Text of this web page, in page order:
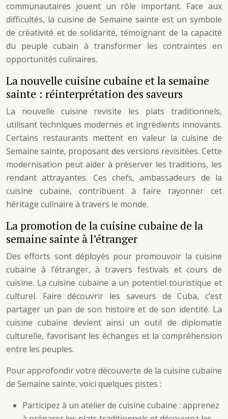
communautaires jouent un rôle important. Face aux
difficultés, la cuisine de Semaine sainte est un symbole
de créativité et de solidarité, témoignant de la capacité
du peuple cubain à transformer les contraintes en
opportunités culinaires.
La nouvelle cuisine cubaine et la semaine
sainte : réinterprétation des saveurs
La nouvelle cuisine revisite les plats traditionnels,
utilisant techniques modernes et ingrédients innovants.
Certains restaurants mettent en valeur la cuisine de
Semaine sainte, proposant des versions revisitées. Cette
modernisation peut aider à préserver les traditions, les
rendant attrayantes. Ces chefs, ambassadeurs de la
cuisine cubaine, contribuent à faire rayonner cet
héritage culinaire à travers le monde.
La promotion de la cuisine cubaine de la
semaine sainte à l’étranger
Des efforts sont déployés pour promouvoir la cuisine
cubaine à l’étranger, à travers festivals et cours de
cuisine. La cuisine cubaine a un potentiel touristique et
culturel. Faire découvrir les saveurs de Cuba, c’est
partager un pan de son histoire et de son identité. La
cuisine cubaine devient ainsi un outil de diplomatie
culturelle, favorisant les échanges et la compréhension
entre les peuples.
Pour approfondir votre découverte de la cuisine cubaine
de Semaine sainte, voici quelques pistes :
Participez à un atelier de cuisine cubaine : apprenez